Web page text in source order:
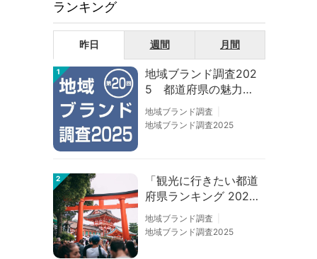
ランキング
昨日 週間 月間
1
地域ブランド調査202
5 都道府県の魅力度
等調査結果
地域ブランド調査
地域ブランド調査2025
2
「観光に行きたい都道
府県ランキング 202
6」京都は低下、神奈
川上昇
地域ブランド調査
地域ブランド調査2025